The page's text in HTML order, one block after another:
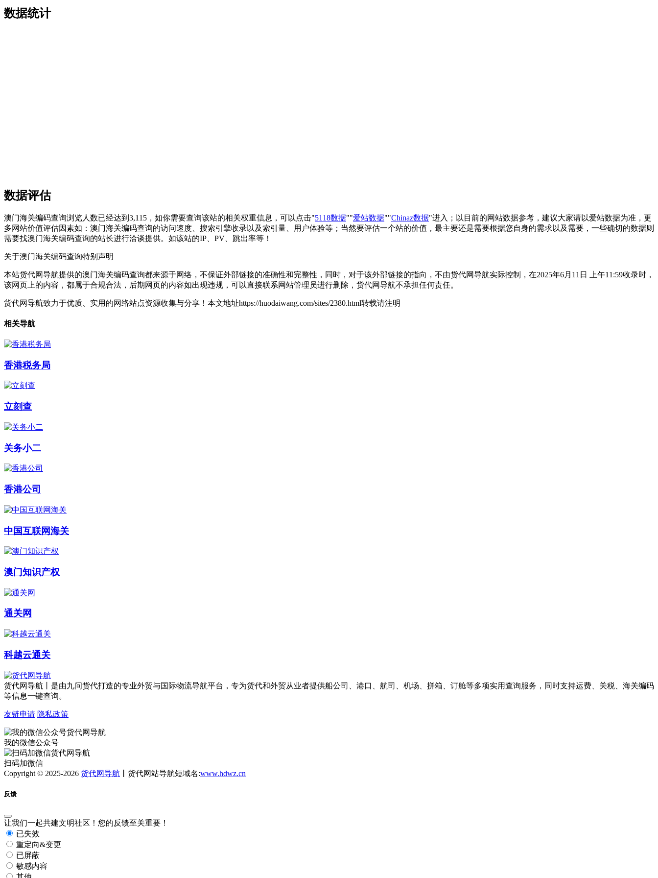
数据统计
数据评估
澳门海关编码查询浏览人数已经达到3,115，如你需要查询该站的相关权重信息，可以点击"5118数据""爱站数据""Chinaz数据"进入；以目前的网站数据参考，建议大家请以爱站数据为准，更
多网站价值评估因素如：澳门海关编码查询的访问速度、搜索引擎收录以及索引量、用户体验等；当然要评估一个站的价值，最主要还是需要根据您自身的需求以及需要，一些确切的数据则
需要找澳门海关编码查询的站长进行洽谈提供。如该站的IP、PV、跳出率等！
关于澳门海关编码查询特别声明
本站货代网导航提供的澳门海关编码查询都来源于网络，不保证外部链接的准确性和完整性，同时，对于该外部链接的指向，不由货代网导航实际控制，在2025年6月11日 上午11:59收录时，
该网页上的内容，都属于合规合法，后期网页的内容如出现违规，可以直接联系网站管理员进行删除，货代网导航不承担任何责任。
货代网导航致力于优质、实用的网络站点资源收集与分享！ 本文地址https://huodaiwang.com/sites/2380.html转载请注明
相关导航
香港税务局
立刻查
关务小二
香港公司
中国互联网海关
澳门知识产权
通关网
科越云通关
货代网导航丨是由九问货代打造的专业外贸与国际物流导航平台，专为货代和外贸从业者提供船公司、港口、航司、机场、拼箱、订舱等多项实用查询服务，同时支持运费、关税、海关编码
等信息一键查询。
友链申请 隐私政策
我的微信公众号
扫码加微信
Copyright © 2025-2026 货代网导航 丨货代网站导航短域名:www.hdwz.cn
反馈
让我们一起共建文明社区！您的反馈至关重要！
已失效
重定向&变更
已屏蔽
敏感内容